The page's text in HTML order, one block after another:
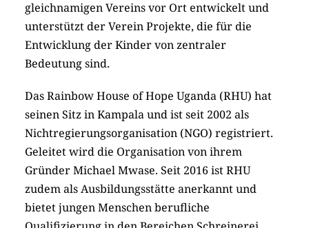
gleichnamigen Vereins vor Ort entwickelt und
unterstützt der Verein Projekte, die für die
Entwicklung der Kinder von zentraler
Bedeutung sind.
Das Rainbow House of Hope Uganda (RHU) hat
seinen Sitz in Kampala und ist seit 2002 als
Nichtregierungsorganisation (NGO) registriert.
Geleitet wird die Organisation von ihrem
Gründer Michael Mwase. Seit 2016 ist RHU
zudem als Ausbildungsstätte anerkannt und
bietet jungen Menschen berufliche